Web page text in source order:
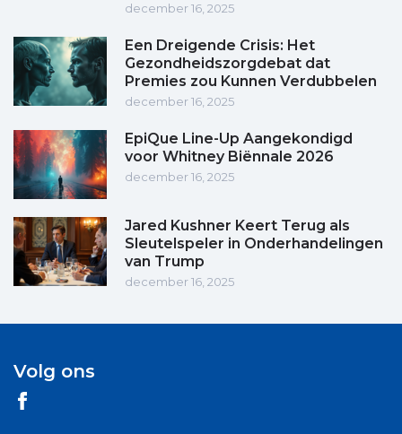
december 16, 2025
Een Dreigende Crisis: Het
Gezondheidszorgdebat dat
Premies zou Kunnen Verdubbelen
december 16, 2025
EpiQue Line-Up Aangekondigd
voor Whitney Biënnale 2026
december 16, 2025
Jared Kushner Keert Terug als
Sleutelspeler in Onderhandelingen
van Trump
december 16, 2025
Volg ons